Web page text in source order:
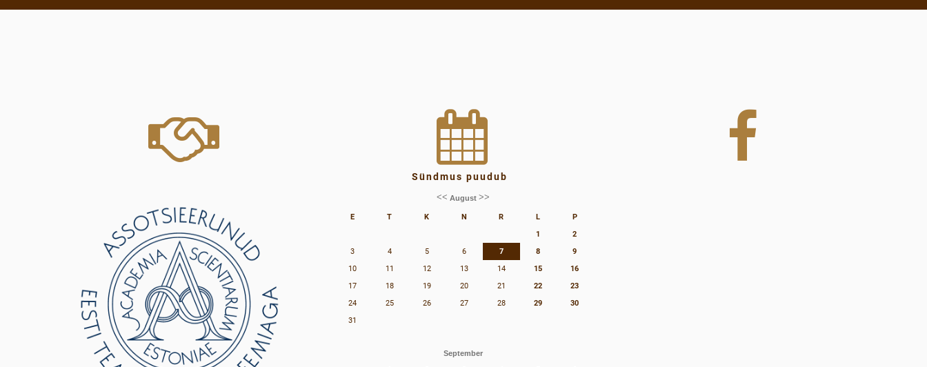
Sündmus puudub
<< August>>
E T K N R L
P
1
2
3
4 5 6 7 8
9
10
11 12 13 14 15
16
17
18 19 20 21 22
23
24
25 26 27 28 29
30
31
September